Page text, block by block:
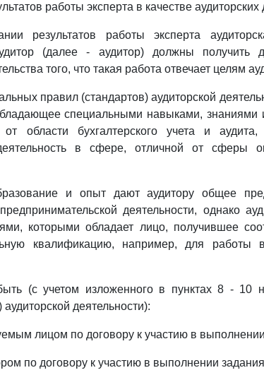
работы эксперта в качестве аудиторских
результатов работы эксперта
(далее - аудитор) должны получить
того, что такая работа отвечает целям
правил (стандартов) аудиторской
специальными навыками, знаниями
от области бухгалтерского учета и
в сфере, отличной от сферы
и опыт дают аудитору общее
деятельности, однако
которыми обладает лицо, получившее
квалификацию, например, для работы
(с учетом изложенного в пунктах 8 - 10
деятельности):
лицом по договору к участию в
по договору к участию в выполнении